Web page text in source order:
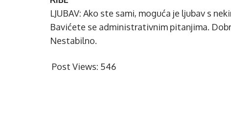
LJUBAV: Ako ste sami, moguća je ljubav s
Bavićete se administrativnim pitanjima.
Nestabilno.
Post Views: 546